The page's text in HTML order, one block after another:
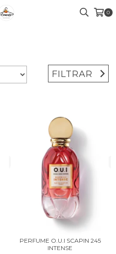
0
FILTRAR
PERFUME O.U.I SCAPIN 245
INTENSE